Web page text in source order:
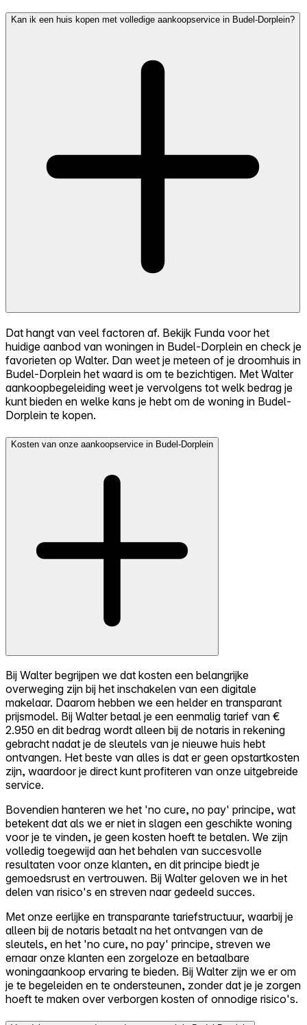
Kan ik een huis kopen met volledige aankoopservice in Budel-Dorplein?
Dat hangt van veel factoren af. Bekijk Funda voor het
huidige aanbod van woningen in Budel-Dorplein en check je
favorieten op Walter. Dan weet je meteen of je droomhuis in
Budel-Dorplein het waard is om te bezichtigen. Met Walter
aankoopbegeleiding weet je vervolgens tot welk bedrag je
kunt bieden en welke kans je hebt om de woning in Budel-
Dorplein te kopen.
Kosten van onze aankoopservice in Budel-Dorplein
Bij Walter begrijpen we dat kosten een belangrijke
overweging zijn bij het inschakelen van een digitale
makelaar. Daarom hebben we een helder en transparant
prijsmodel. Bij Walter betaal je een eenmalig tarief van €
2.950 en dit bedrag wordt alleen bij de notaris in rekening
gebracht nadat je de sleutels van je nieuwe huis hebt
ontvangen. Het beste van alles is dat er geen opstartkosten
zijn, waardoor je direct kunt profiteren van onze uitgebreide
service.
Bovendien hanteren we het 'no cure, no pay' principe, wat
betekent dat als we er niet in slagen een geschikte woning
voor je te vinden, je geen kosten hoeft te betalen. We zijn
volledig toegewijd aan het behalen van succesvolle
resultaten voor onze klanten, en dit principe biedt je
gemoedsrust en vertrouwen. Bij Walter geloven we in het
delen van risico's en streven naar gedeeld succes.
Met onze eerlijke en transparante tariefstructuur, waarbij je
alleen bij de notaris betaalt na het ontvangen van de
sleutels, en het 'no cure, no pay' principe, streven we
ernaar onze klanten een zorgeloze en betaalbare
woningaankoop ervaring te bieden. Bij Walter zijn we er om
je te begeleiden en te ondersteunen, zonder dat je je zorgen
hoeft te maken over verborgen kosten of onnodige risico's.